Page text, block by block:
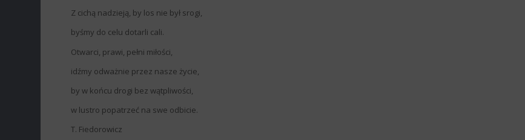
Z cichą nadzieją, by los nie był srogi,
byśmy do celu dotarli cali.
Otwarci, prawi, pełni miłości,
idźmy odważnie przez nasze życie,
by w końcu drogi bez wątpliwości,
w lustro popatrzeć na swe odbicie.
T. Fiedorowicz